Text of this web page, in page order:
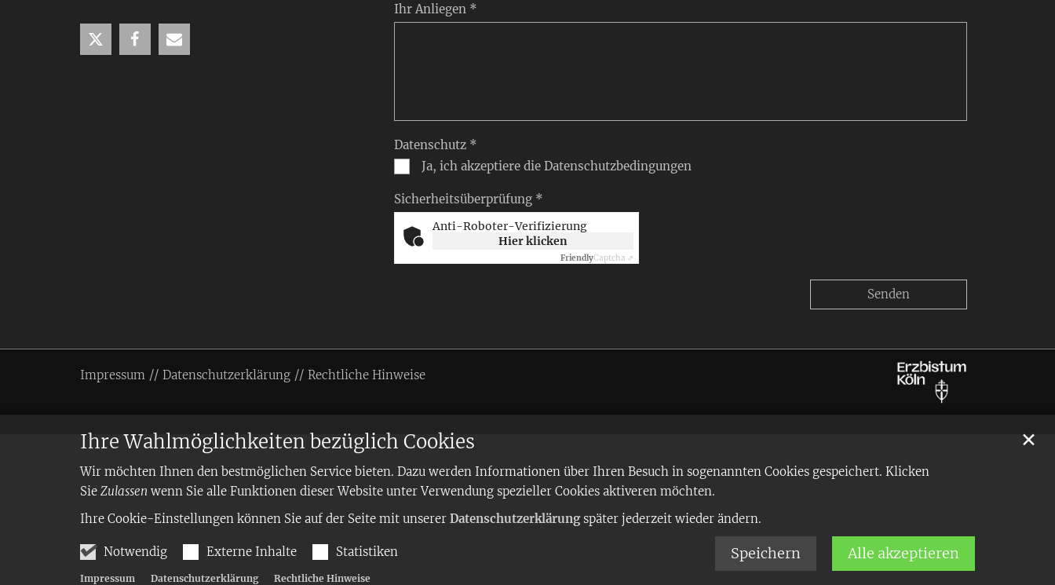
Ihre Wahlmöglichkeiten bezüglich Cookies
Wir möchten Ihnen den bestmöglichen Service bieten. Dazu werden Informationen über Ihren Besuch in sogenannten Cookies gespeichert. Klicken
Sie Zulassen wenn Sie alle Funktionen dieser Website unter Verwendung spezieller Cookies aktiveren möchten.
Ihre Cookie-Einstellungen können Sie auf der Seite mit unserer Datenschutzerklärungspäter jederzeit wieder ändern.
Notwendig Externe Inhalte Statistiken Speichern Alle akzeptieren
✕
Impressum Datenschutzerklärung Rechtliche Hinweise
Ihr Anliegen *
Datenschutz *
Ja, ich akzeptiere die Datenschutzbedingungen
Sicherheitsüberprüfung *
Anti-Roboter-Verifizierung
Hier klicken
FriendlyCaptcha ⇗
Impressum Datenschutzerklärung Rechtliche Hinweise